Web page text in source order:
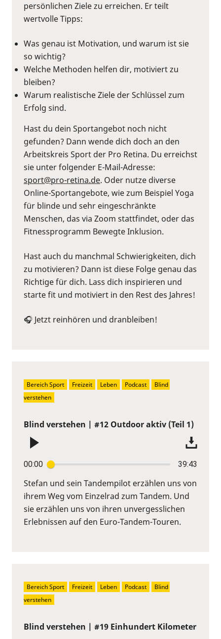
persönlichen Ziele zu erreichen. Er teilt
wertvolle Tipps:
Was genau ist Motivation, und warum ist sie
so wichtig?
Welche Methoden helfen dir, motiviert zu
bleiben?
Warum realistische Ziele der Schlüssel zum
Erfolg sind.
Hast du dein Sportangebot noch nicht
gefunden? Dann wende dich doch an den
Arbeitskreis Sport der Pro Retina. Du erreichst
sie unter folgender E-Mail-Adresse:
sport@pro-retina.de. Oder nutze diverse
Online-Sportangebote, wie zum Beispiel Yoga
für blinde und sehr eingeschränkte
Menschen, das via Zoom stattfindet, oder das
Fitnessprogramm Bewegte Inklusion.
Hast auch du manchmal Schwierigkeiten, dich
zu motivieren? Dann ist diese Folge genau das
Richtige für dich. Lass dich inspirieren und
starte fit und motiviert in den Rest des Jahres!
🎧 Jetzt reinhören und dranbleiben!
Blind verstehen | #12 Outdoor aktiv (Teil 1)
00:00 39:43
Stefan und sein Tandempilot erzählen uns von
ihrem Weg vom Einzelrad zum Tandem. Und
sie erzählen uns von ihren unvergesslichen
Erlebnissen auf den Euro-Tandem-Touren.
Bereich Sport Freizeit Leben Podcast
Blind
verstehen
Blind verstehen | #19 Einhundert Kilometer
Bereich Sport Freizeit Leben Podcast
Blind
verstehen